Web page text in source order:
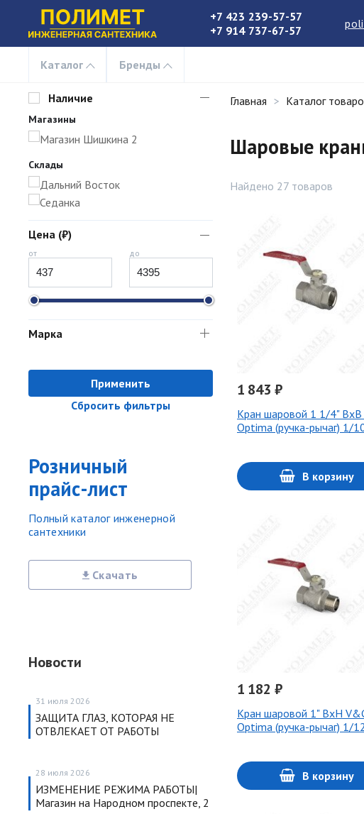
+7 423 239-57-57
+7 914 737-67-57
Каталог Бренды
Наличие
Магазины
Магазин Шишкина 2
Склады
Дальний Восток
Седанка
Цена (₽)
от до
Марка
Применить
Сбросить фильтры
Розничный
прайс-лист
Полный каталог инженерной
сантехники
Скачать
Новости
31 июля 2026
ЗАЩИТА ГЛАЗ, КОТОРАЯ НЕ
ОТВЛЕКАЕТ ОТ РАБОТЫ
28 июля 2026
ИЗМЕНЕНИЕ РЕЖИМА РАБОТЫ|
Магазин на Народном проспекте, 2
Главная Каталог
Шаровые
Найдено 27 товаров
1 843 ₽
Кран шаровой 1 1/4" ВхВ
Optima (ручка-рычаг) 1/
В корзину
1 182 ₽
Кран шаровой 1" ВхН
Optima (ручка-рычаг) 1/12
В корзину